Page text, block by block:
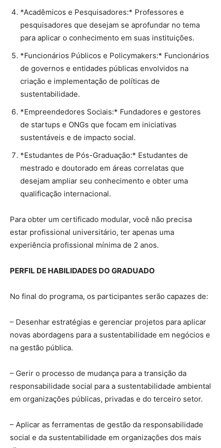
*Acadêmicos e Pesquisadores:* Professores e
pesquisadores que desejam se aprofundar no tema
para aplicar o conhecimento em suas instituições.
*Funcionários Públicos e Policymakers:* Funcionários
de governos e entidades públicas envolvidos na
criação e implementação de políticas de
sustentabilidade.
*Empreendedores Sociais:* Fundadores e gestores
de startups e ONGs que focam em iniciativas
sustentáveis e de impacto social.
*Estudantes de Pós-Graduação:* Estudantes de
mestrado e doutorado em áreas correlatas que
desejam ampliar seu conhecimento e obter uma
qualificação internacional.
Para obter um certificado modular, você não precisa
estar profissional universitário, ter apenas uma
experiência profissional mínima de 2 anos.
PERFIL DE HABILIDADES DO GRADUADO
No final do programa, os participantes serão capazes de:
– Desenhar estratégias e gerenciar projetos para aplicar
novas abordagens para a sustentabilidade em negócios e
na gestão pública.
– Gerir o processo de mudança para a transição da
responsabilidade social para a sustentabilidade ambiental
em organizações públicas, privadas e do terceiro setor.
– Aplicar as ferramentas de gestão da responsabilidade
social e da sustentabilidade em organizações dos mais